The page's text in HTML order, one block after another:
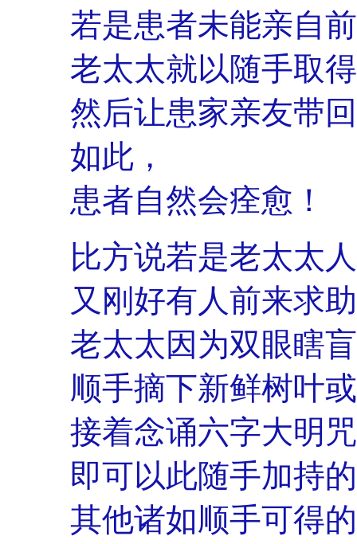
若是患者未能亲自前
老太太就以随手取得
然后让患家亲友带
如此，
患者自然会痊愈！
比方说若是老太太人
又刚好有人前来求
老太太因为双眼瞎
顺手摘下新鲜树叶或
接着念诵六字大明咒
即可以此随手加持的
其他诸如顺手可得的